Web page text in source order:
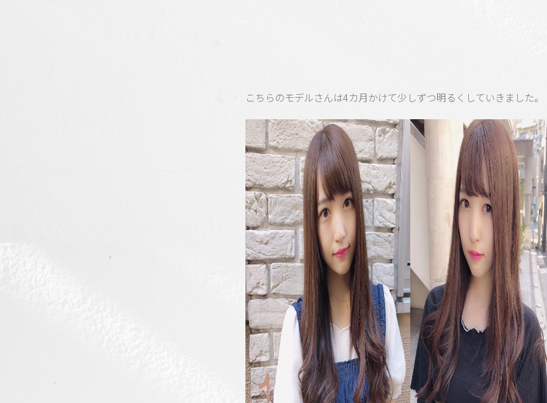
こちらのモデルさんは4カ月かけて少しずつ明るくしていきました。